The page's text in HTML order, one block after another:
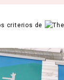
criterios de